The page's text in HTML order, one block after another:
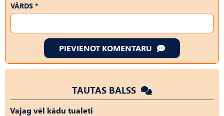
VĀRDS *
PIEVIENOT KOMENTĀRU
TAUTAS BALSS
Vajag vēl kādu tualeti